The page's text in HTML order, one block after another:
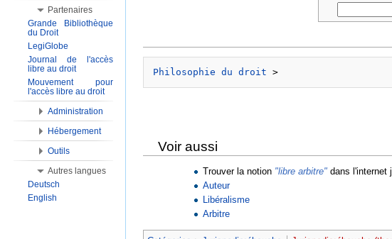
Philosophie du droit
Voir aussi
Trouver la notion "libre arbitre" dans l'internet
Auteur
Libéralisme
Arbitre
Partenaires
Grande Bibliothèque
du Droit
LegiGlobe
Journal de l'accès
libre au droit
Mouvement pour
l'accès libre au droit
Administration
Hébergement
Outils
Autres langues
Deutsch
English